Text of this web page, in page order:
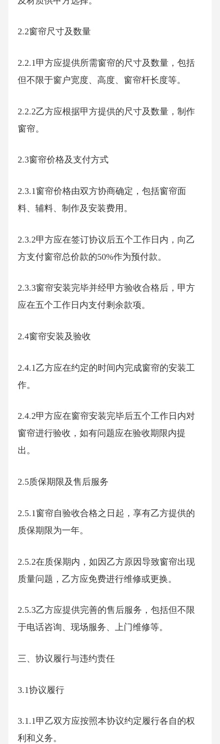
2.2窗帘尺寸及数量
2.2.1甲方应提供所需窗帘的尺寸及数量，包括
但不限于窗户宽度、高度、窗帘杆长度等。
2.2.2乙方应根据甲方提供的尺寸及数量，制作
窗帘。
2.3窗帘价格及支付方式
2.3.1窗帘价格由双方协商确定，包括窗帘面
料、辅料、制作及安装费用。
2.3.2甲方应在签订协议后五个工作日内，向乙
方支付窗帘总价款的50%作为预付款。
2.3.3窗帘安装完毕并经甲方验收合格后，甲方
应在五个工作日内支付剩余款项。
2.4窗帘安装及验收
2.4.1乙方应在约定的时间内完成窗帘的安装工
作。
2.4.2甲方应在窗帘安装完毕后五个工作日内对
窗帘进行验收，如有问题应在验收期限内提
出。
2.5质保期限及售后服务
2.5.1窗帘自验收合格之日起，享有乙方提供的
质保期限为一年。
2.5.2在质保期内，如因乙方原因导致窗帘出现
质量问题，乙方应免费进行维修或更换。
2.5.3乙方应提供完善的售后服务，包括但不限
于电话咨询、现场服务、上门维修等。
三、协议履行与违约责任
3.1协议履行
3.1.1甲乙双方应按照本协议约定履行各自的权
利和义务。